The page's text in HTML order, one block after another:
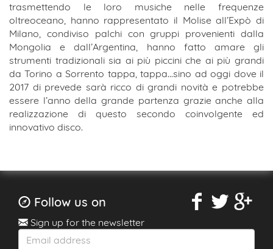
trasmettendo le loro musiche nelle frequenze
oltreoceano, hanno rappresentato il Molise all’Expò di
Milano, condiviso palchi con gruppi provenienti dalla
Mongolia e dall’Argentina, hanno fatto amare gli
strumenti tradizionali sia ai più piccini che ai più grandi
da Torino a Sorrento tappa, tappa...sino ad oggi dove il
2017 di prevede sarà ricco di grandi novità e potrebbe
essere l’anno della grande partenza grazie anche alla
realizzazione di questo secondo coinvolgente ed
innovativo disco.
Follow us on
Sign up for the newsletter